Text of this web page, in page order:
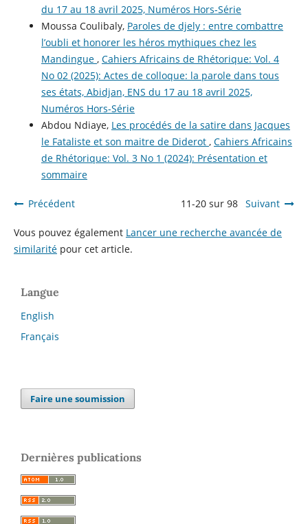
du 17 au 18 avril 2025, Numéros Hors-Série
Moussa Coulibaly, Paroles de djely : entre combattre
l’oubli et honorer les héros mythiques chez les
Mandingue , Cahiers Africains de Rhétorique: Vol. 4
No 02 (2025): Actes de colloque: la parole dans tous
ses états, Abidjan, ENS du 17 au 18 avril 2025,
Numéros Hors-Série
Abdou Ndiaye, Les procédés de la satire dans Jacques
le Fataliste et son maitre de Diderot , Cahiers Africains
de Rhétorique: Vol. 3 No 1 (2024): Présentation et
sommaire
Précédent 11-20 sur 98 Suivant
Vous pouvez également Lancer une recherche avancée de
similaritépour cet article.
Langue
English
Français
Faire une soumission
Dernières publications